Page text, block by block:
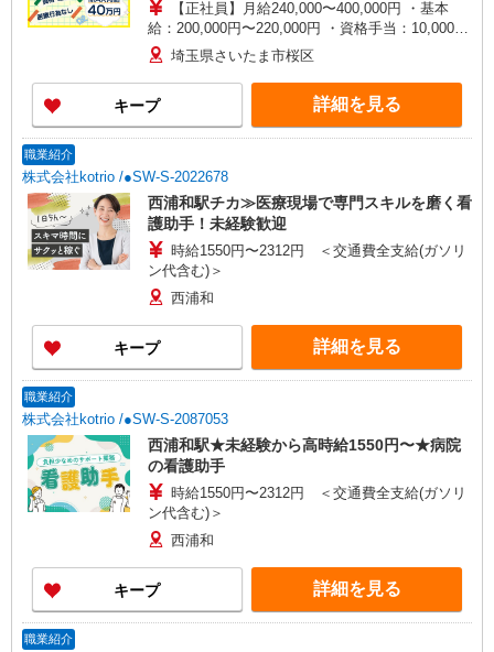
【正社員】月給240,000〜400,000円 ・基本
給：200,000円〜220,000円 ・資格手当：10,000〜
30,000円 ・役職手当：10,000〜70,000円 ・処遇改
善手当：20,000〜60,000円（勤続年数、保有資格
により変動） ・固定残業手当：20,000円（10時
間） ※固定残業時間を超過する場合には超過勤務
手当として別途支給 ・夜勤手当：10,000円/1回
歓迎 ・認知症介護基礎研修 ・初任者研修 ・実務
者研修 ・介護福祉士 など
埼玉県さいたま市桜区
キープ 詳細を見る
職業紹介
株式会社kotrio /●SW-S-2022678
西浦和駅チカ≫医療現場で専門スキルを磨く看
護助手！未経験歓迎
時給1550円〜2312円 ＜交通費全支給(ガソリ
ン代含む)＞
西浦和
キープ 詳細を見る
職業紹介
株式会社kotrio /●SW-S-2087053
西浦和駅★未経験から高時給1550円〜★病院
の看護助手
時給1550円〜2312円 ＜交通費全支給(ガソリ
ン代含む)＞
西浦和
キープ 詳細を見る
職業紹介